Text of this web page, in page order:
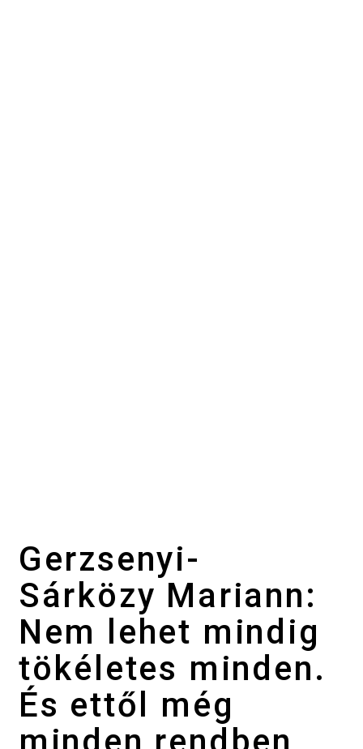
Gerzsenyi-
Sárközy Mariann:
Nem lehet mindig
tökéletes minden.
És ettől még
minden rendben